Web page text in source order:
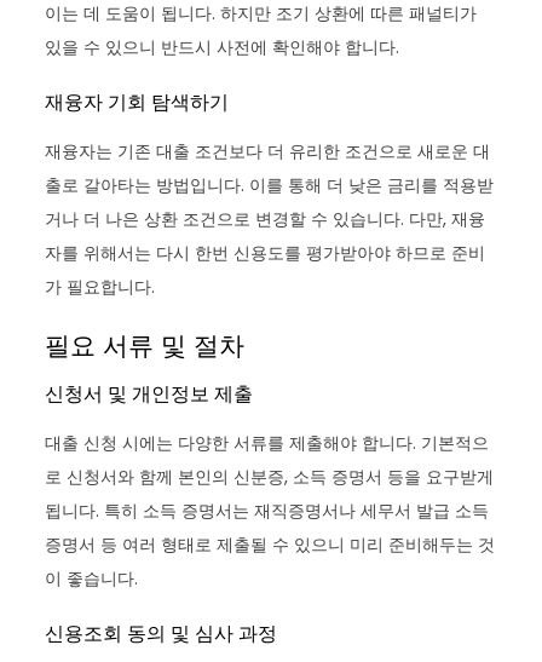
이는 데 도움이 됩니다. 하지만 조기 상환에 따른 패널티가
있을 수 있으니 반드시 사전에 확인해야 합니다.
재융자 기회 탐색하기
재융자는 기존 대출 조건보다 더 유리한 조건으로 새로운 대
출로 갈아타는 방법입니다. 이를 통해 더 낮은 금리를 적용받
거나 더 나은 상환 조건으로 변경할 수 있습니다. 다만, 재융
자를 위해서는 다시 한번 신용도를 평가받아야 하므로 준비
가 필요합니다.
필요 서류 및 절차
신청서 및 개인정보 제출
대출 신청 시에는 다양한 서류를 제출해야 합니다. 기본적으
로 신청서와 함께 본인의 신분증, 소득 증명서 등을 요구받게
됩니다. 특히 소득 증명서는 재직증명서나 세무서 발급 소득
증명서 등 여러 형태로 제출될 수 있으니 미리 준비해두는 것
이 좋습니다.
신용조회 동의 및 심사 과정